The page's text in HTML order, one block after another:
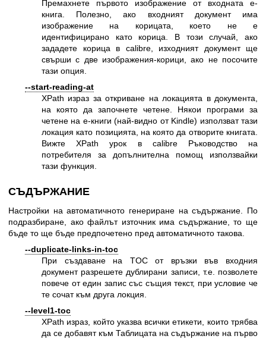
Премахнете първото изображение от входната е-
книга. Полезно, ако входният документ има
изображение на корицата, което не е
идентифицирано като корица. В този случай, ако
зададете корица в calibre, изходният документ ще
свърши с две изображения-корици, ако не посочите
тази опция.
--start-reading-at
XPath израз за откриване на локацията в документа,
на която да започнете четене. Някои програми за
четене на е-книги (най-видно от Kindle) използват тази
локация като позицията, на която да отворите книгата.
Вижте XPath урок в calibre Ръководство на
потребителя за допълнителна помощ използвайки
тази функция.
СЪДЪРЖАНИЕ
Настройки на автоматичното генериране на съдържание. По
подразбиране, ако файлът източник има съдържание, то ще
бъде то ще бъде предпочетено пред автоматичното такова.
--duplicate-links-in-toc
При създаване на TOC от връзки във входния
документ разрешете дублирани записи, т.е. позволете
повече от един запис със същия текст, при условие че
те сочат към друга локция.
--level1-toc
XPath израз, който указва всички етикети, които трябва
да се добавят към Таблицата на съдържание на първо